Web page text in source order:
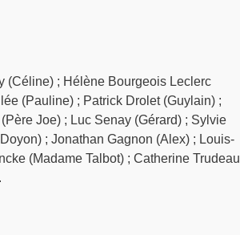
(Céline) ; Hélène Bourgeois Leclerc
(Pauline) ; Patrick Drolet (Guylain) ;
Joe) ; Luc Senay (Gérard) ; Sylvie
; Jonathan Gagnon (Alex) ; Louis-
(Madame Talbot) ; Catherine Trudeau